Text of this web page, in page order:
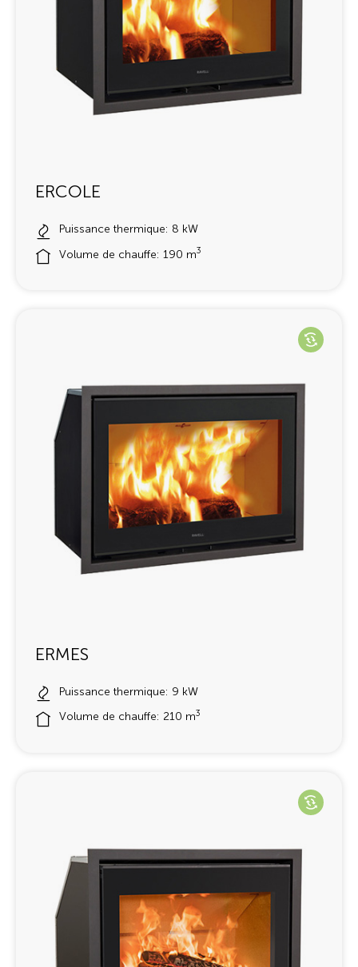
ERCOLE
Puissance thermique: 8 kW
Volume de chauffe: 190 m3
ERMES
Puissance thermique: 9 kW
Volume de chauffe: 210 m3